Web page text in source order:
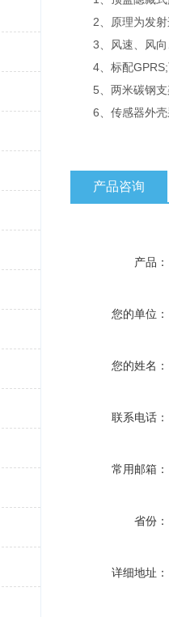
2、原理为发射
3、风速、风向
4、标配GPRS;
5、两米碳钢支
6、传感器外壳
产品咨询
产品：
您的单位：
您的姓名：
联系电话：
常用邮箱：
省份：
详细地址：